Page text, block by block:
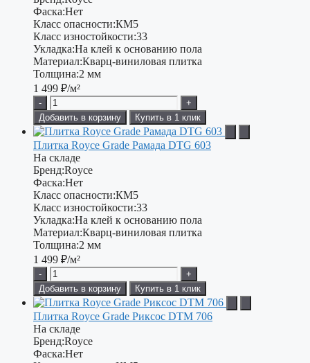
Фаска:Нет
Класс опасности:КМ5
Класс изностойкости:33
Укладка:На клей к основанию пола
Материал:Кварц-виниловая плитка
Толщина:2 мм
1 499 ₽/м²
-
+
Добавить в корзину
Купить в 1 клик
Плитка Royce Grade Рамада DTG 603
На складе
Бренд:Royce
Фаска:Нет
Класс опасности:КМ5
Класс изностойкости:33
Укладка:На клей к основанию пола
Материал:Кварц-виниловая плитка
Толщина:2 мм
1 499 ₽/м²
-
+
Добавить в корзину
Купить в 1 клик
Плитка Royce Grade Риксос DTM 706
На складе
Бренд:Royce
Фаска:Нет